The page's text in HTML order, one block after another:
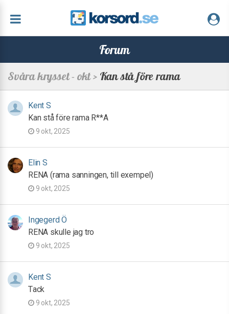
Forum
Svåra krysset - okt >Kan stå före rama
Kent S
Kan stå före rama R**A
9 okt, 2025
Elin S
RENA (rama sanningen, till exempel)
9 okt, 2025
Ingegerd Ö
RENA skulle jag tro
9 okt, 2025
Kent S
Tack
9 okt, 2025